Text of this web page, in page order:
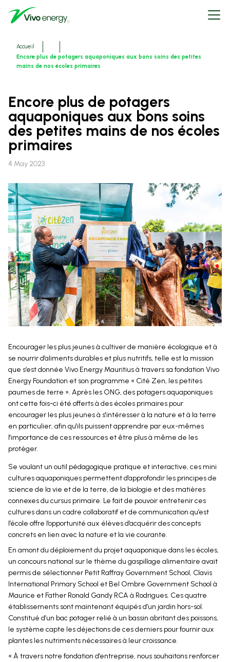
contenu
principal
Open
menu
Fils
Accueil
Encore plus de potagers aquaponiques aux bons soins des petites
mains de nos écoles primaires
Encore plus de potagers
aquaponiques aux bons soins
des petites mains de nos écoles
primaires
4 May 2023
Encourager les plus jeunes à cultiver de manière écologique et à
se nourrir d’aliments durables et plus nutritifs, telle est la mission
que s’est donnée Vivo Energy Mauritius à travers sa fondation Vivo
Energy Foundation et son programme « Cité Zen, les petites
paumes de terre ». Après les ONG, des potagers aquaponiques
ont cette fois-ci été offerts à des écoles primaires pour
encourager les plus jeunes à s'intéresser à la nature et à la terre
en particulier, afin qu'ils puissent apprendre par eux-mêmes
l'importance de ces ressources et être plus à même de les
protéger.
Se voulant un outil pédagogique pratique et interactive, ces mini
cultures aquaponiques permettent d’approfondir les principes de
science de la vie et de la terre, de la biologie et des matières
connexes du cursus primaire. Le fait de pouvoir entretenir ces
cultures dans un cadre collaboratif et de communication qu’est
l’école offre l’opportunité aux élèves d’acquérir des concepts
concrets en lien avec la nature et la vie courante.
En amont du déploiement du projet aquaponique dans les écoles,
un concours national sur le thème du gaspillage alimentaire avait
permis de sélectionner Petit Raffray Government School, Clavis
International Primary School et Bel Ombre Government School à
Maurice et Father Ronald Gandy RCA à Rodrigues. Ces quatre
établissements sont maintenant équipés d’un jardin hors-sol.
Constitué d’un bac potager relié à un bassin abritant des poissons,
le système capte les déjections de ces derniers pour fournir aux
plantes les nutriments nécessaires à leur croissance.
« À travers notre fondation d’entreprise, nous souhaitons renforcer